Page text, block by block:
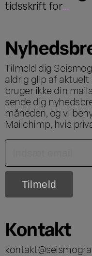
tidsskrift for...
Tilmeld dig
aldrig glip af
bruger ikke din
sende dig
måneden, og vi
Mailchimp, hvis
Kontakt